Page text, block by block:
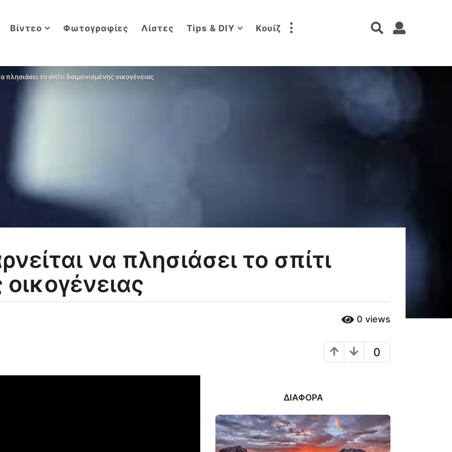
Βίντεο Φωτογραφίες Λίστες Tips & DIY Κουίζ
πλησιάσει το σπίτι δαιμονισμένης οικογένειας
να πλησιάσει το σπίτι
0 views
0
ΔΙΆΦΟΡΑ